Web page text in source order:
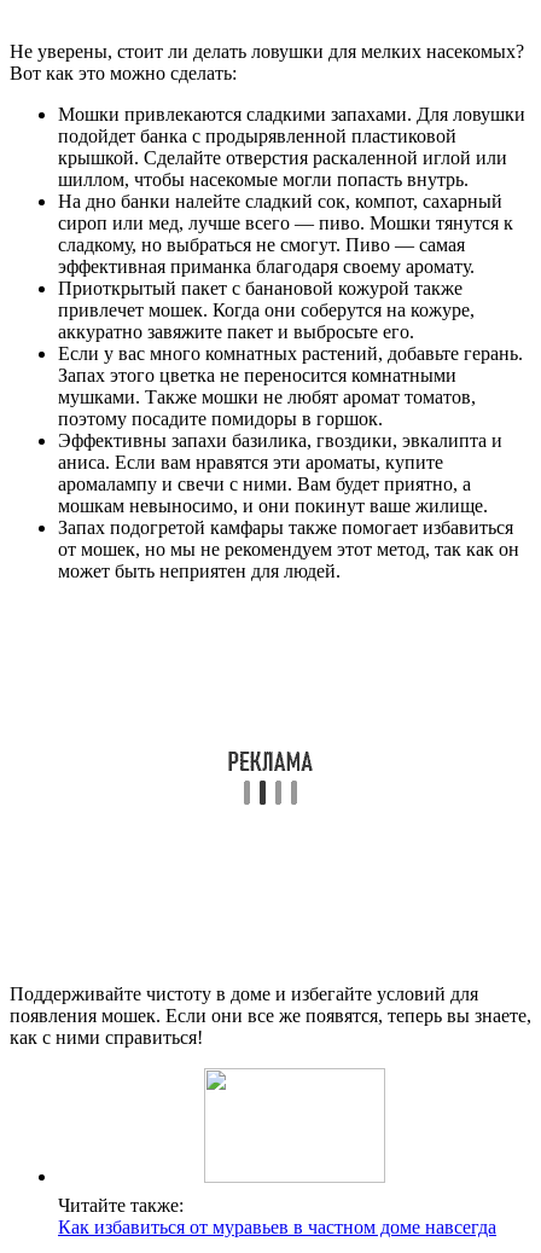
Не уверены, стоит ли делать ловушки для мелких насекомых?
Вот как это можно сделать:
Мошки привлекаются сладкими запахами. Для ловушки
подойдет банка с продырявленной пластиковой
крышкой. Сделайте отверстия раскаленной иглой или
шиллом, чтобы насекомые могли попасть внутрь.
На дно банки налейте сладкий сок, компот, сахарный
сироп или мед, лучше всего — пиво. Мошки тянутся к
сладкому, но выбраться не смогут. Пиво — самая
эффективная приманка благодаря своему аромату.
Приоткрытый пакет с банановой кожурой также
привлечет мошек. Когда они соберутся на кожуре,
аккуратно завяжите пакет и выбросьте его.
Если у вас много комнатных растений, добавьте герань.
Запах этого цветка не переносится комнатными
мушками. Также мошки не любят аромат томатов,
поэтому посадите помидоры в горшок.
Эффективны запахи базилика, гвоздики, эвкалипта и
аниса. Если вам нравятся эти ароматы, купите
аромалампу и свечи с ними. Вам будет приятно, а
мошкам невыносимо, и они покинут ваше жилище.
Запах подогретой камфары также помогает избавиться
от мошек, но мы не рекомендуем этот метод, так как он
может быть неприятен для людей.
Поддерживайте чистоту в доме и избегайте условий для
появления мошек. Если они все же появятся, теперь вы знаете,
как с ними справиться!
Читайте также:
Как избавиться от муравьев в частном доме навсегда